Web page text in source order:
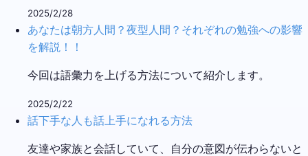
2025/2/28
あなたは朝方人間？夜型人間？それぞれの勉強への影響
を解説！！
今回は語彙力を上げる方法について紹介します。
2025/2/22
話下手な人も話上手になれる方法
友達や家族と会話していて、自分の意図が伝わらないと